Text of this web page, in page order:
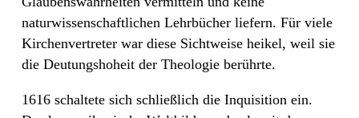
naturwissenschaftlichen Lehrbücher liefern. Für viele
Kirchenvertreter war diese Sichtweise heikel, weil sie
die Deutungshoheit der Theologie berührte.
1616 schaltete sich schließlich die Inquisition ein.